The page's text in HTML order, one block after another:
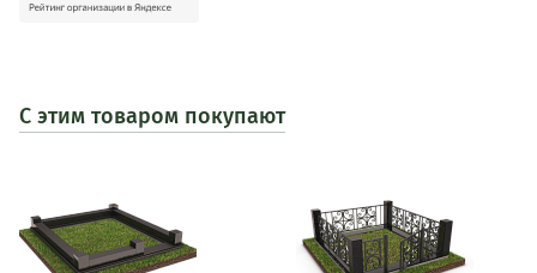
С этим товаром покупают